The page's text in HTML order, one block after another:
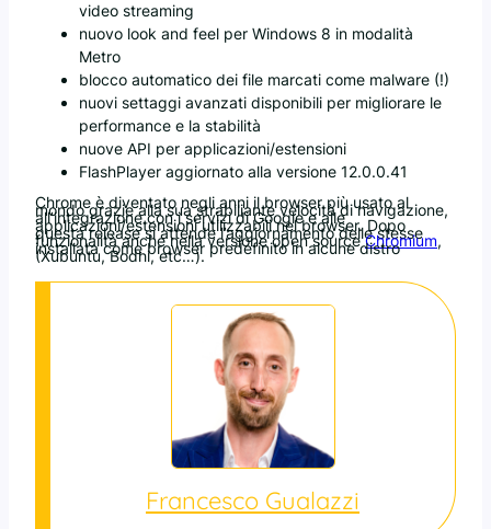
video streaming
nuovo look and feel per Windows 8 in modalità
Metro
blocco automatico dei file marcati come malware (!)
nuovi settaggi avanzati disponibili per migliorare le
performance e la stabilità
nuove API per applicazioni/estensioni
FlashPlayer aggiornato alla versione 12.0.0.41
Chrome è diventato negli anni il browser più usato al
mondo grazie alla sua strabiliante velocità di navigazione,
all’integrazione con i servizi di Google e alle
applicazioni/estensioni utilizzabili nel browser. Dopo
questa release si attende l’aggiornamento delle stesse
funzionalità anche nella versione open sourceChromium,
installata come browser predefinito in alcune distro
(Xubuntu, Bodhi, etc…).
Francesco Gualazzi